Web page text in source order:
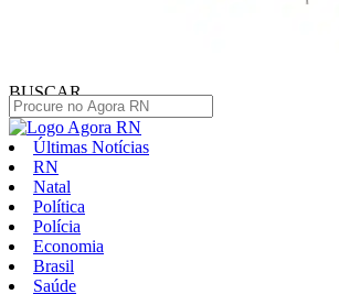
BUSCAR
Últimas Notícias
RN
Natal
Política
Polícia
Economia
Brasil
Saúde